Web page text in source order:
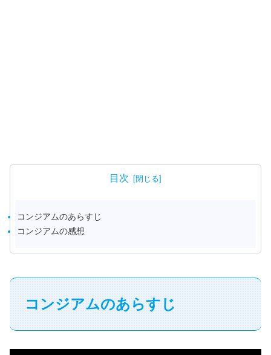
目次
コンジアムのあらすじ
コンジアムの感想
コンジアムのあらすじ